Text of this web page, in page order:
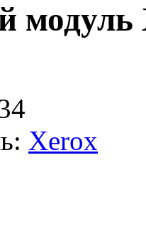
Xerox